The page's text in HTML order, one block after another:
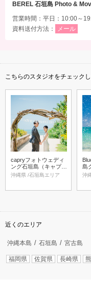
BEREL 石垣島 Photo &
営業時間：平日：10:00～
資料送付方法：
メール
こちらのスタジオをチェック
capryフォトウェディ
ング石垣島（キャプリ
ィフォトウェディング
沖縄県 /石垣島エリア
島
デ
近くのエリア
沖縄本島 石垣島 宮古島
福岡県 佐賀県 長崎県